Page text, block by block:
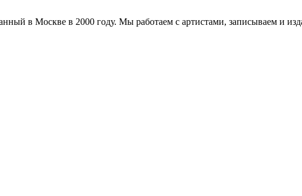
в Москве в 2000 году. Мы работаем с артистами, записываем и